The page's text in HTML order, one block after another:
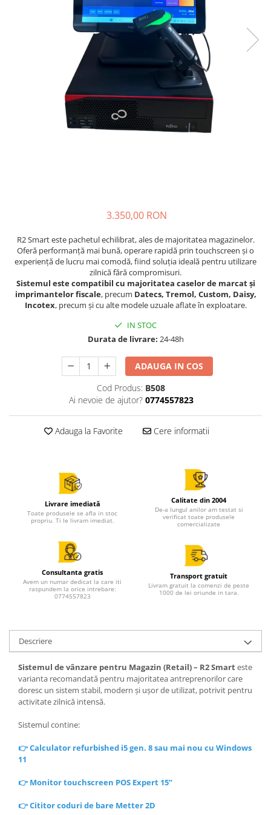
3.350,00 RON
R2 Smart este pachetul echilibrat, ales de majoritatea magazinelor.
Oferă performanță mai bună, operare rapidă prin touchscreen și o
experiență de lucru mai comodă, fiind soluția ideală pentru utilizare
zilnică fără compromisuri.
Sistemul este compatibil cu majoritatea caselor de marcat și
imprimantelor fiscale, precum Datecs, Tremol, Custom, Daisy,
Incotex, precum și cu alte modele uzuale aflate în exploatare.
IN STOC
Durata de livrare: 24-48h
ADAUGA IN COS
Cod Produs: B508
Ai nevoie de ajutor? 0774557823
Adauga la Favorite Cere informatii
Livrare imediată
Toate produsele se afla in stoc
propriu. Ti le livram imediat.
Calitate din 2004
De-a lungul anilor am testat si
verificat toate produsele
comercializate
Consultanta gratis
Avem un numar dedicat la care iti
raspundem la orice intrebare:
0774557823
Transport gratuit
Livram gratuit la comenzi de peste
1000 de lei oriunde in tara.
Descriere
Sistemul de vânzare pentru Magazin (Retail) – R2 Smarteste
varianta recomandată pentru majoritatea antreprenorilor care
doresc un sistem stabil, modern și ușor de utilizat, potrivit pentru
activitate zilnică intensă.
Sistemul contine:
👉Calculator refurbished i5 gen. 8 sau mai nou cu Windows
11
👉Monitor touchscreen POS Expert 15”
👉Cititor coduri de bare Metter 2D